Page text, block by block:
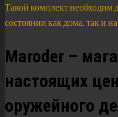
Такой комплект необходим
состоянии как дома, так и
Maroder –
настоящих
оружейного